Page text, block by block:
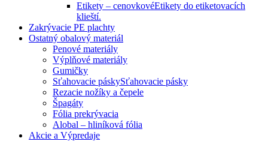
Etikety – cenovkovéEtikety do etiketovacích
klieští.
Zakrývacie PE plachty
Ostatný obalový materiál
Penové materiály
Výplňové materiály
Gumičky
Sťahovacie páskySťahovacie pásky
Rezacie nožíky a čepele
Špagáty
Fólia prekrývacia
Alobal – hliníková fólia
Akcie a Výpredaje